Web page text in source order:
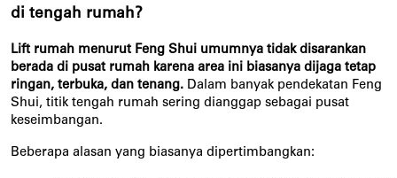
di tengah rumah?
Lift rumah menurut Feng Shui umumnya tidak disarankan
berada di pusat rumah karena area ini biasanya dijaga tetap
ringan, terbuka, dan tenang. Dalam banyak pendekatan Feng
Shui, titik tengah rumah sering dianggap sebagai pusat
keseimbangan.
Beberapa alasan yang biasanya dipertimbangkan: